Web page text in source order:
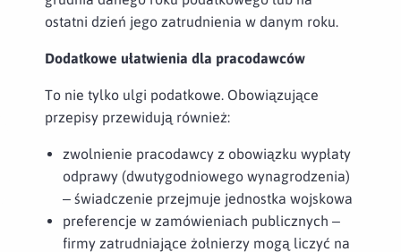
ostatni dzień jego zatrudnienia w danym roku.
Dodatkowe ułatwienia dla pracodawców
To nie tylko ulgi podatkowe. Obowiązujące
przepisy przewidują również:
zwolnienie pracodawcy z obowiązku wypłaty
odprawy (dwutygodniowego wynagrodzenia)
– świadczenie przejmuje jednostka wojskowa
preferencje w zamówieniach publicznych –
firmy zatrudniające żołnierzy mogą liczyć na